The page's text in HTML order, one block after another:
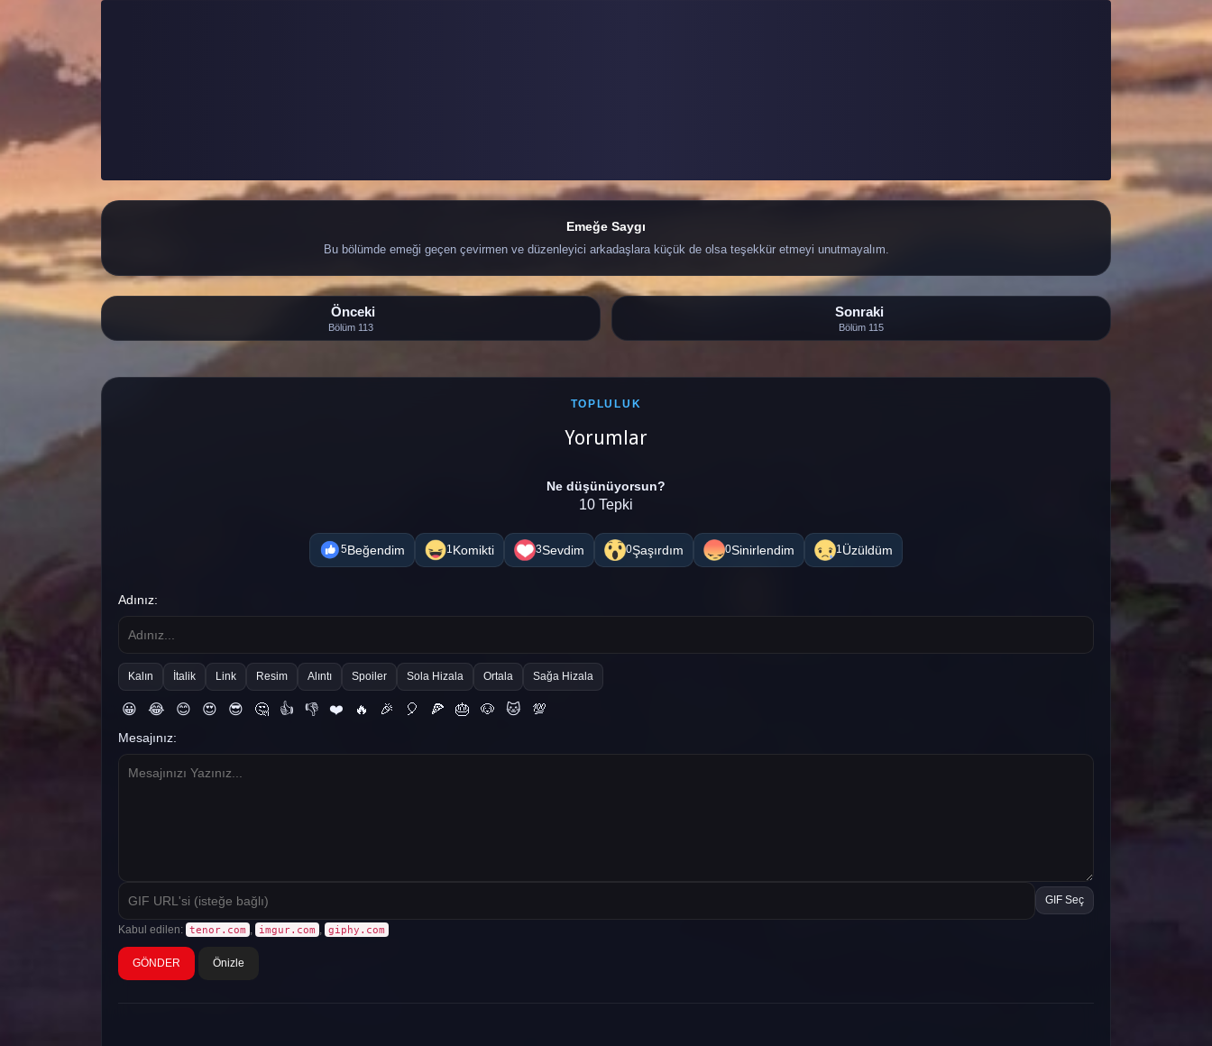
Emeğe Saygı
Bu bölümde emeği geçen çevirmen ve düzenleyici arkadaşlara küçük de olsa teşekkür etmeyi unutmayalım.
Önceki
Bölüm 113
Sonraki
Bölüm 115
TOPLULUK
Yorumlar
Ne düşünüyorsun?
10 Tepki
5Beğendim 1Komikti 3Sevdim 0Şaşırdım 0Sinirlendim 1Üzüldüm
Adınız:
Kalın İtalik Link Resim Alıntı Spoiler Sola Hizala Ortala Sağa Hizala
😀 😂 😊 😍 😎 🤔 👍 👎 ❤️ 🔥 🎉 🎈 🍕 🎂 🐶 🐱 💯
Mesajınız:
GIF Seç
Kabul edilen: tenor.com imgur.com giphy.com
Önizle